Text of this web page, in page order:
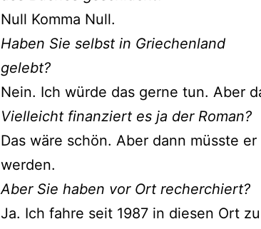
Null Komma Null.
Haben Sie selbst in Griechenland
gelebt?
Nein. Ich würde das gerne tun. Aber
Vielleicht finanziert es ja der Roman?
Das wäre schön. Aber dann müsste
werden.
Aber Sie haben vor Ort recherchiert?
Ja. Ich fahre seit 1987 in diesen Ort